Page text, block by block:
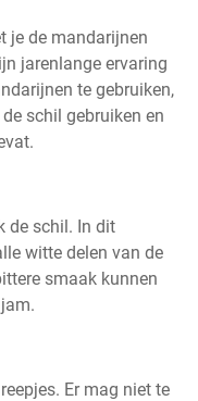
je de mandarijnen
jarenlange ervaring
te gebruiken,
schil gebruiken en
de schil. In dit
witte delen van de
smaak kunnen
Er mag niet te